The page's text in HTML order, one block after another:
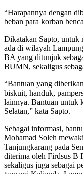
“Harapannya dengan
beban para korban
Dikatakan Sapto, untuk
ada di wilayah
BA yang ditunjuk
BUMN, sekaligus
“Bantuan yang
biskuit, handuk,
lainnya. Bantuan untuk
Selatan,” kata Sapto.
Sebagai informasi,
Mohamad Soleh
Tanjungkarang pada
diterima oleh Firdsus B
sekaligus juga sebagai